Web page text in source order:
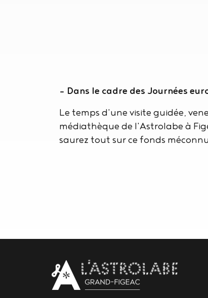
- Dans le cadre des Journées
Le temps d'une visite guidée,
médiathèque de l'Astrolabe à
saurez tout sur ce fonds